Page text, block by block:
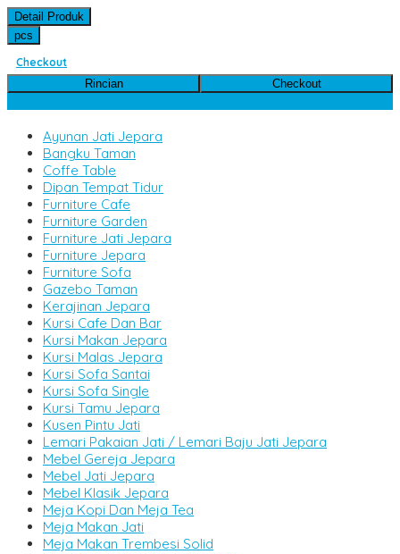
Detail Produk
pcs
Checkout
Rincian
Checkout
Ayunan Jati Jepara
Bangku Taman
Coffe Table
Dipan Tempat Tidur
Furniture Cafe
Furniture Garden
Furniture Jati Jepara
Furniture Jepara
Furniture Sofa
Gazebo Taman
Kerajinan Jepara
Kursi Cafe Dan Bar
Kursi Makan Jepara
Kursi Malas Jepara
Kursi Sofa Santai
Kursi Sofa Single
Kursi Tamu Jepara
Kusen Pintu Jati
Lemari Pakaian Jati / Lemari Baju Jati Jepara
Mebel Gereja Jepara
Mebel Jati Jepara
Mebel Klasik Jepara
Meja Kopi Dan Meja Tea
Meja Makan Jati
Meja Makan Trembesi Solid